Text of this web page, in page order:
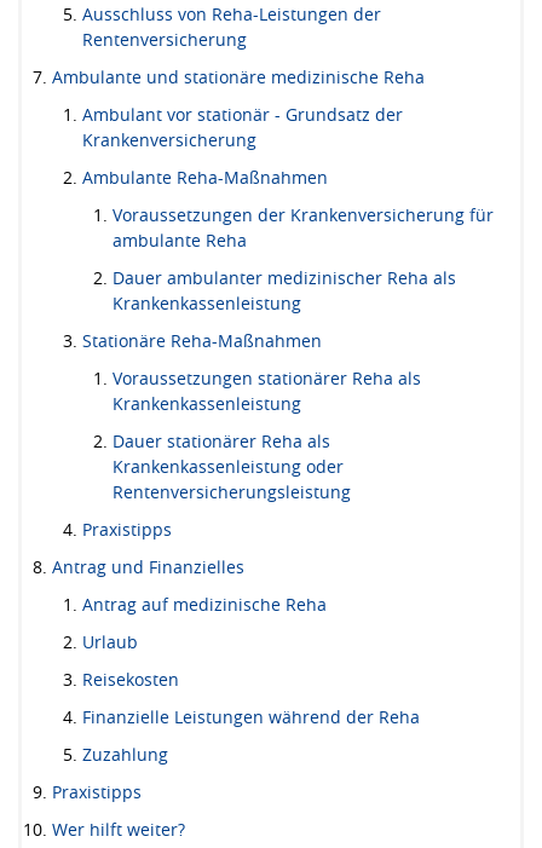
Ausschluss von Reha-Leistungen der
Rentenversicherung
Ambulante und stationäre medizinische Reha
Ambulant vor stationär - Grundsatz der
Krankenversicherung
Ambulante Reha-Maßnahmen
Voraussetzungen der Krankenversicherung für
ambulante Reha
Dauer ambulanter medizinischer Reha als
Krankenkassenleistung
Stationäre Reha-Maßnahmen
Voraussetzungen stationärer Reha als
Krankenkassenleistung
Dauer stationärer Reha als
Krankenkassenleistung oder
Rentenversicherungsleistung
Praxistipps
Antrag und Finanzielles
Antrag auf medizinische Reha
Urlaub
Reisekosten
Finanzielle Leistungen während der Reha
Zuzahlung
Praxistipps
Wer hilft weiter?